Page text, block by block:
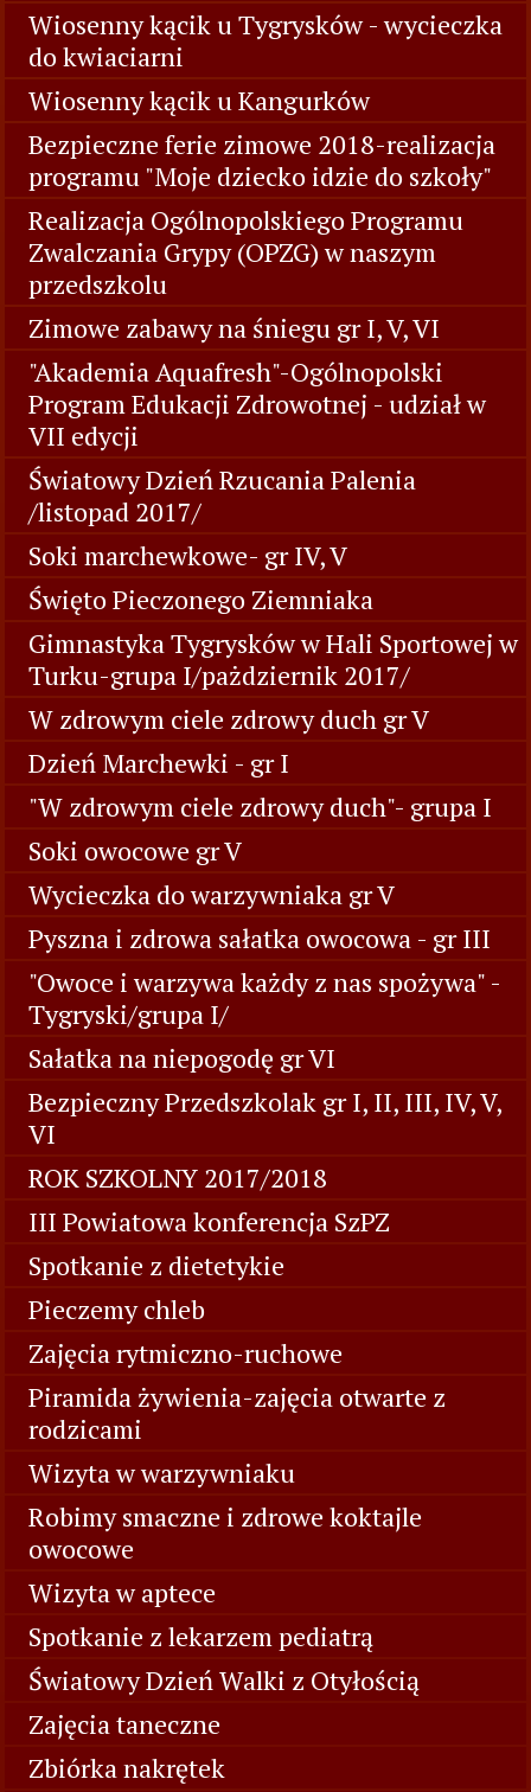
Wiosenny kącik u Tygrysków - wycieczka
do kwiaciarni
Wiosenny kącik u Kangurków
Bezpieczne ferie zimowe 2018-realizacja
programu "Moje dziecko idzie do szkoły"
Realizacja Ogólnopolskiego Programu
Zwalczania Grypy (OPZG) w naszym
przedszkolu
Zimowe zabawy na śniegu gr I, V, VI
"Akademia Aquafresh"-Ogólnopolski
Program Edukacji Zdrowotnej - udział w
VII edycji
Światowy Dzień Rzucania Palenia
/listopad 2017/
Soki marchewkowe- gr IV, V
Święto Pieczonego Ziemniaka
Gimnastyka Tygrysków w Hali Sportowej w
Turku-grupa I/pażdziernik 2017/
W zdrowym ciele zdrowy duch gr V
Dzień Marchewki - gr I
"W zdrowym ciele zdrowy duch"- grupa I
Soki owocowe gr V
Wycieczka do warzywniaka gr V
Pyszna i zdrowa sałatka owocowa - gr III
"Owoce i warzywa każdy z nas spożywa" -
Tygryski/grupa I/
Sałatka na niepogodę gr VI
Bezpieczny Przedszkolak gr I, II, III, IV, V,
VI
ROK SZKOLNY 2017/2018
III Powiatowa konferencja SzPZ
Spotkanie z dietetykie
Pieczemy chleb
Zajęcia rytmiczno-ruchowe
Piramida żywienia-zajęcia otwarte z
rodzicami
Wizyta w warzywniaku
Robimy smaczne i zdrowe koktajle
owocowe
Wizyta w aptece
Spotkanie z lekarzem pediatrą
Światowy Dzień Walki z Otyłością
Zajęcia taneczne
Zbiórka nakrętek